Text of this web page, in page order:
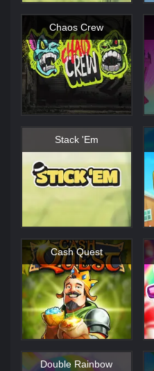
Chaos Crew
Stack 'Em
Cash Quest
Double Rainbow